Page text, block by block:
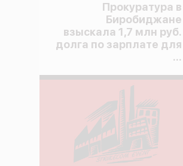
Прокуратура в
Биробиджане
взыскала 1,7 млн руб.
долга по зарплате для
...